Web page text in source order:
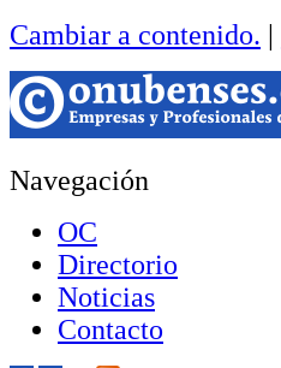
Cambiar a contenido. |
Navegación
OC
Directorio
Noticias
Contacto